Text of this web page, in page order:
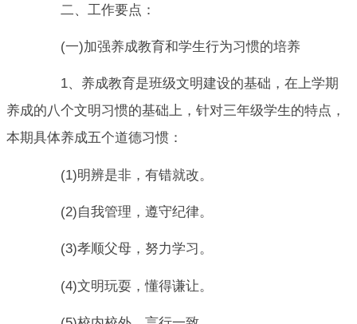
二、工作要点：
(一)加强养成教育和学生行为习惯的培养
1、养成教育是班级文明建设的基础，在上学期
养成的八个文明习惯的基础上，针对三年级学生的特点，
本期具体养成五个道德习惯：
(1)明辨是非，有错就改。
(2)自我管理，遵守纪律。
(3)孝顺父母，努力学习。
(4)文明玩耍，懂得谦让。